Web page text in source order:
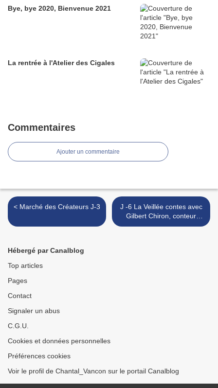
Bye, bye 2020, Bienvenue 2021
La rentrée à l'Atelier des Cigales
Commentaires
Ajouter un commentaire
< Marché des Créateurs J-3
J -6 La Veillée contes avec
Gilbert Chiron, conteur
provençal >
Hébergé par Canalblog
Top articles
Pages
Contact
Signaler un abus
C.G.U.
Cookies et données personnelles
Préférences cookies
Voir le profil de Chantal_Vancon sur le portail Canalblog